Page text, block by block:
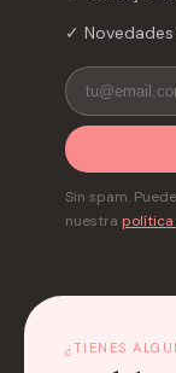
✓
Sin spam.
nuestra
¿TIENES